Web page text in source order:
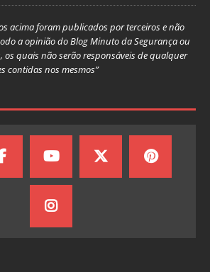
acima foram publicados por terceiros e não
a opinião do Blog Minuto da Segurança ou
os quais não serão responsáveis de qualquer
contidas nos mesmos”